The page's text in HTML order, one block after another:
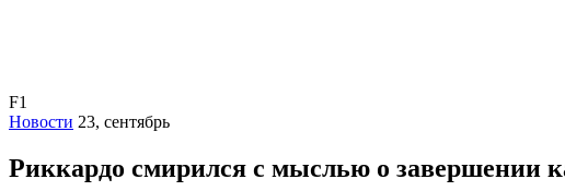
F1
Новости 23, сентябрь
Риккардо смирился с мыслью о завершении